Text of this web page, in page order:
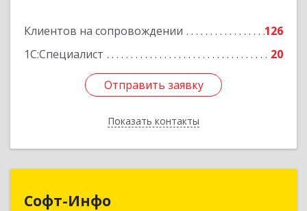
Клиентов на сопровождении
126
1С:Специалист
20
Отправить заявку
Показать контакты
Отправить заявку
Назад
Софт-Инфо